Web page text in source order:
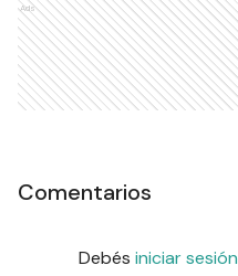
Ads
Comentarios
Debés iniciar sesión